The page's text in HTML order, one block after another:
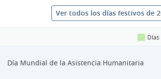
Ver todos los días festivos de
Días
Día Mundial de la Asistencia Humanitaria